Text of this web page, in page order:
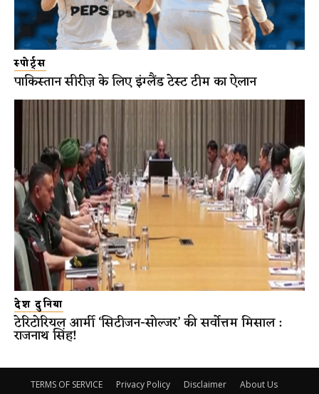
स्पोर्ट्स
पाकिस्तान सीरीज़ के लिए इंग्लैंड टेस्ट टीम का ऐलान
देश दुनिया
टेरिटोरियल आर्मी ‘सिटीजन-सोल्जर’ की सर्वोत्तम मिसाल :
राजनाथ सिंह!
TERMS OF SERVICE Privacy Policy Disclaimer
About Us